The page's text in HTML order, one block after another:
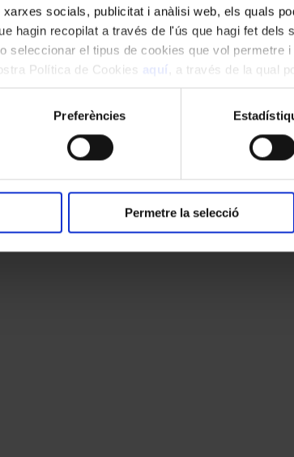
socials, publicitat i anàlisi web, els quals
hagin recopilat a través de l'ús que hagi fet dels
seleccionar el tipus de cookies que vol permetre
Política de Cookies aquí
, a través de la qual
Preferències
Permetre la selecció
i Mercedes Gancedo
Jordi Maddaleno, el tenor Roberto Accurso,
Solfa Recordings, atorgà el primer premi a la
anà a mans de Verónica Tello, també soprano, que
el cicle Les Veus del Monestir (Rachel Duval) i la